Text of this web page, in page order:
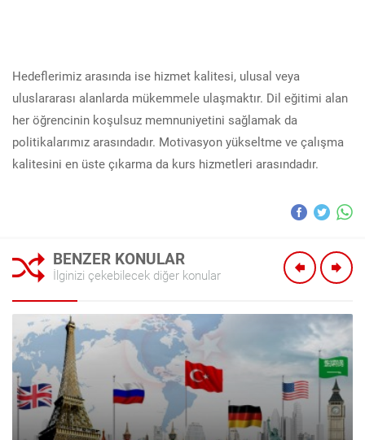
Hedeflerimiz arasında ise hizmet kalitesi, ulusal veya
uluslararası alanlarda mükemmele ulaşmaktır. Dil eğitimi alan
her öğrencinin koşulsuz memnuniyetini sağlamak da
politikalarımız arasındadır. Motivasyon yükseltme ve çalışma
kalitesini en üste çıkarma da kurs hizmetleri arasındadır.
BENZER KONULAR
İlginizi çekebilecek diğer konular